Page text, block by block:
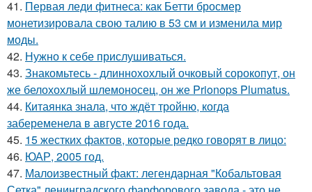
41. Первая леди фитнеса: как Бетти бросмер
монетизировала свою талию в 53 см и изменила мир
моды.
42. Нужно к себе прислушиваться.
43. Знакомьтесь - длиннохохлый очковый сорокопут, он
же белохохлый шлемоносец, он же Prionops Plumatus.
44. Китаянка знала, что ждёт тройню, когда
забеременела в августе 2016 года.
45. 15 жестких фактов, которые редко говорят в лицо:
46. ЮАР, 2005 год.
47. Малоизвестный факт: легендарная "Кобальтовая